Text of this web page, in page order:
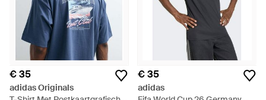
€ 35
adidas Originals
€ 35
adidas